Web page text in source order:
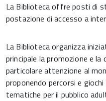
La Biblioteca offre posti di
postazione di accesso a
La Biblioteca organizza
principale la promozione e
particolare attenzione al
proponendo percorsi e
tematiche per il pubblico